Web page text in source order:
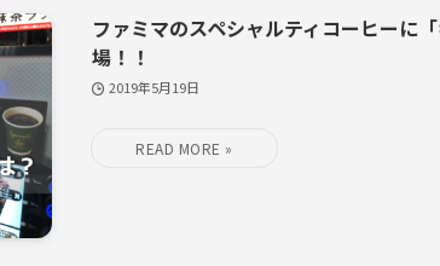
ファミマのスペシャルティコーヒーに
場！！
2019年5月19日